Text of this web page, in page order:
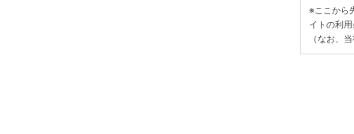
※ここから
イトの利
（なお、